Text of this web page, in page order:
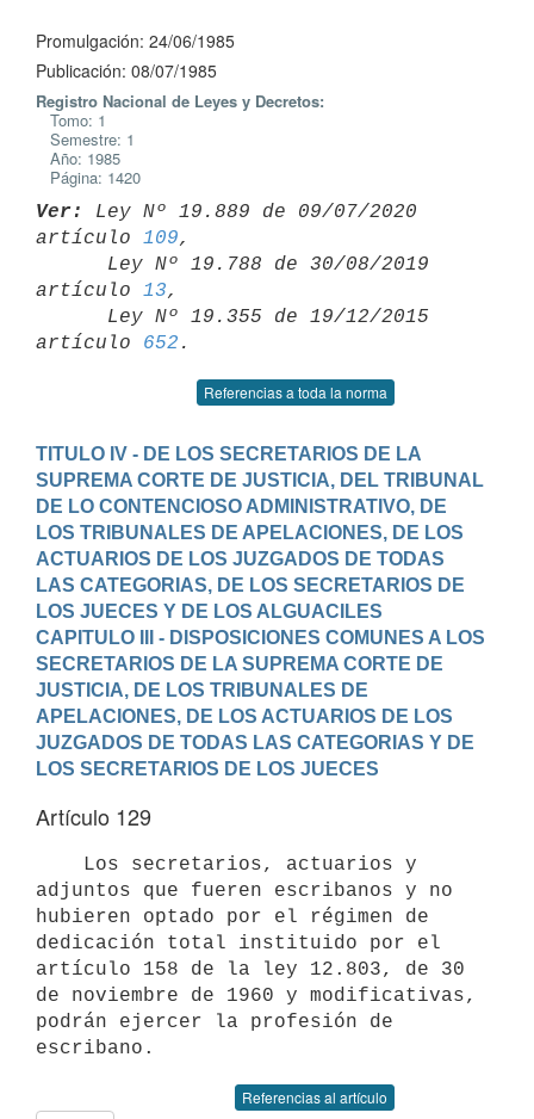
Promulgación: 24/06/1985
Publicación: 08/07/1985
Registro Nacional de Leyes y Decretos:
Tomo: 1
Semestre: 1
Año: 1985
Página: 1420
Ver:
Ley Nº 19.889 de 09/07/2020
artículo 109,
artículo 13,
artículo 652
Referencias a toda la norma
TITULO IV - DE LOS SECRETARIOS DE LA
SUPREMA CORTE DE JUSTICIA, DEL TRIBUNAL
DE LO CONTENCIOSO ADMINISTRATIVO, DE
LOS TRIBUNALES DE APELACIONES, DE LOS
ACTUARIOS DE LOS JUZGADOS DE TODAS
LAS CATEGORIAS, DE LOS SECRETARIOS DE
LOS JUECES Y DE LOS ALGUACILES
CAPITULO III - DISPOSICIONES COMUNES A LOS
SECRETARIOS DE LA SUPREMA CORTE DE
JUSTICIA, DE LOS TRIBUNALES DE
APELACIONES, DE LOS ACTUARIOS DE LOS
JUZGADOS DE TODAS LAS CATEGORIAS Y DE
LOS SECRETARIOS DE LOS JUECES
Artículo 129
adjuntos que fueren escribanos y no
hubieren optado por el régimen de
dedicación total instituido por el
artículo 158 de la ley 12.803, de 30
de noviembre de 1960 y modificativas,
podrán ejercer la profesión de
Referencias al artículo